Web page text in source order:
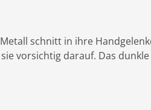
schnitt in ihre
vorsichtig darauf. Das